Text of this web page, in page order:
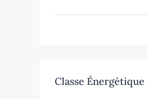
Classe Énergétique